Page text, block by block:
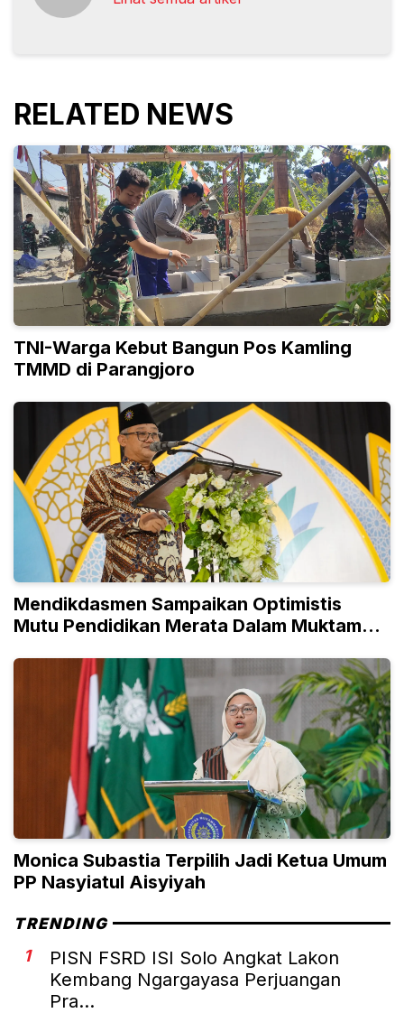
RELATED NEWS
TNI-Warga Kebut Bangun Pos Kamling
TMMD di Parangjoro
Mendikdasmen Sampaikan Optimistis
Mutu Pendidikan Merata Dalam Muktamar
Monica Subastia Terpilih Jadi Ketua Umum
PP Nasyiatul Aisyiyah
TRENDING
1
PISN FSRD ISI Solo Angkat Lakon
Kembang Ngargayasa Perjuangan
Pra...